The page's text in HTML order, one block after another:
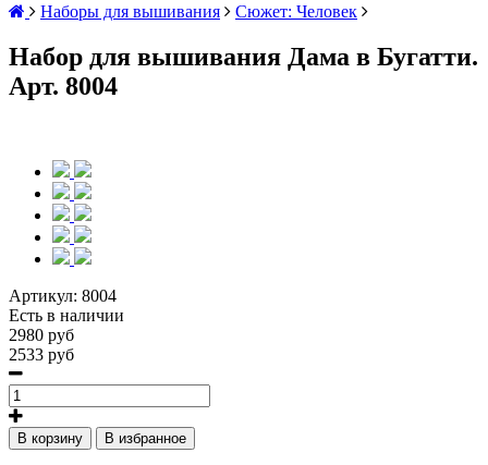
Наборы для вышивания Сюжет: Человек
Набор для вышивания Дама в Бугатти.
Арт. 8004
Артикул: 8004
Есть в наличии
2980 руб
2533 руб
В корзину В избранное